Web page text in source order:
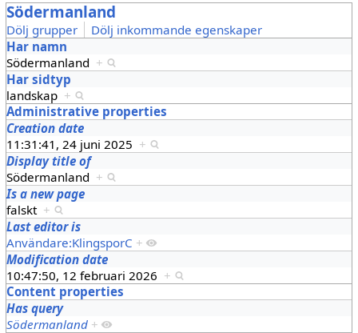
Södermanland
Dölj grupper
Dölj inkommande egenskaper
Har namn
Södermanland +
Har sidtyp
landskap +
Administrative properties
Creation date
11:31:41, 24 juni 2025 +
Display title of
Södermanland +
Is a new page
falskt +
Last editor is
Användare:KlingsporC +
Modification date
10:47:50, 12 februari 2026 +
Content properties
Has query
Södermanland +